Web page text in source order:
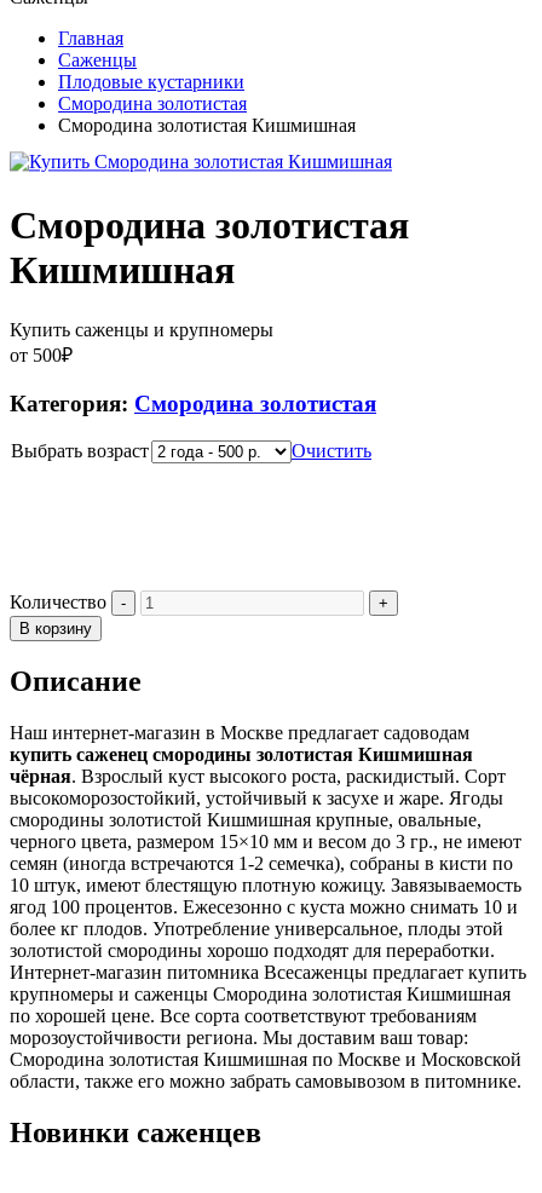
Главная
Саженцы
Плодовые кустарники
Смородина золотистая
Смородина золотистая Кишмишная
Смородина золотистая
Кишмишная
Купить саженцы и крупномеры
от 500₽
Категория: Смородина золотистая
Выбрать возраст Очистить
Количество
В корзину
Описание
Наш интернет-магазин в Москве предлагает садоводам
купить саженец смородины золотистая Кишмишная
чёрная. Взрослый куст высокого роста, раскидистый. Сорт
высокоморозостойкий, устойчивый к засухе и жаре. Ягоды
смородины золотистой Кишмишная крупные, овальные,
черного цвета, размером 15×10 мм и весом до 3 гр., не имеют
семян (иногда встречаются 1-2 семечка), собраны в кисти по
10 штук, имеют блестящую плотную кожицу. Завязываемость
ягод 100 процентов. Ежесезонно с куста можно снимать 10 и
более кг плодов. Употребление универсальное, плоды этой
золотистой смородины хорошо подходят для переработки.
Интернет-магазин питомника Всесаженцы предлагает купить
крупномеры и саженцы Смородина золотистая Кишмишная
по хорошей цене. Все сорта соответствуют требованиям
морозоустойчивости региона. Мы доставим ваш товар:
Смородина золотистая Кишмишная по Москве и Московской
области, также его можно забрать самовывозом в питомнике.
Новинки саженцев